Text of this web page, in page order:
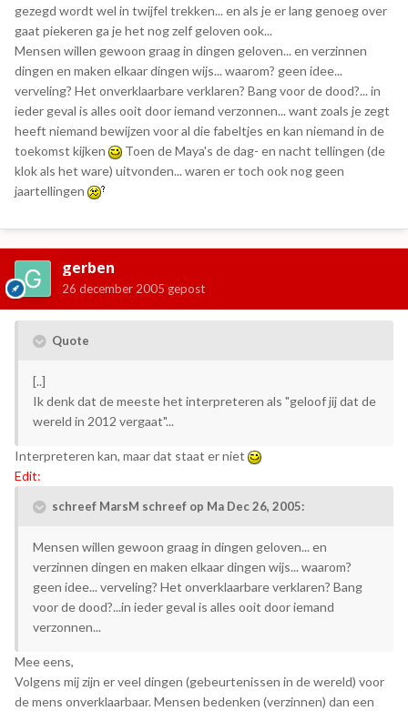
gezegd wordt wel in twijfel trekken... en als je er lang genoeg over
gaat piekeren ga je het nog zelf geloven ook...
Mensen willen gewoon graag in dingen geloven... en verzinnen
dingen en maken elkaar dingen wijs... waarom? geen idee...
verveling? Het onverklaarbare verklaren? Bang voor de dood?... in
ieder geval is alles ooit door iemand verzonnen... want zoals je zegt
heeft niemand bewijzen voor al die fabeltjes en kan niemand in de
toekomst kijken
Toen de Maya's de dag- en nacht tellingen (de
klok als het ware) uitvonden... waren er toch ook nog geen
jaartellingen
gerben
26 december 2005 gepost
Quote
[..]
Ik denk dat de meeste het interpreteren als "geloof jij dat de
wereld in 2012 vergaat"...
Interpreteren kan, maar dat staat er niet
Edit:
schreef MarsM schreef op Ma Dec 26, 2005:
Mensen willen gewoon graag in dingen geloven... en
verzinnen dingen en maken elkaar dingen wijs... waarom?
geen idee... verveling? Het onverklaarbare verklaren? Bang
voor de dood?...in ieder geval is alles ooit door iemand
verzonnen...
Mee eens,
Volgens mij zijn er veel dingen (gebeurtenissen in de wereld) voor
de mens onverklaarbaar. Mensen bedenken (verzinnen) dan een